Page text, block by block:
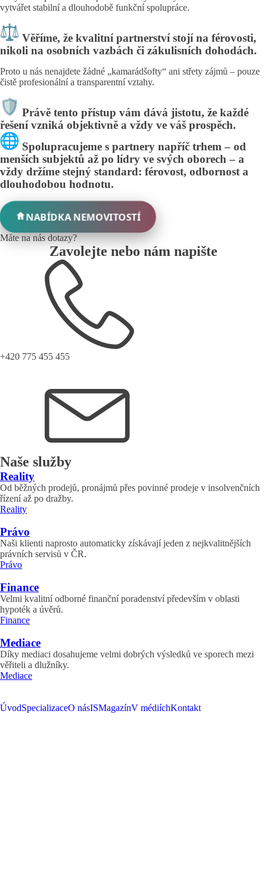
vytvářet stabilní a dlouhodobě funkční spolupráce.
Věříme, že kvalitní partnerství stojí na férovosti,
nikoli na osobních vazbách či zákulisních dohodách.
Proto u nás nenajdete žádné „kamarádšofty“ ani střety zájmů – pouze
čistě profesionální a transparentní vztahy.
Právě tento přístup vám dává jistotu, že každé
řešení vzniká objektivně a vždy ve váš prospěch.
Spolupracujeme s partnery napříč trhem – od
menších subjektů až po lídry ve svých oborech – a
vždy držíme stejný standard: férovost, odbornost a
dlouhodobou hodnotu.
NABÍDKA NEMOVITOSTÍ
Máte na nás dotazy?
Zavolejte nebo nám napište
+420 775 455 455
Naše služby
Reality
Od běžných prodejů, pronájmů přes povinné prodeje v insolvenčních
řízení až po dražby.
Reality
Právo
Naši klienti naprosto automaticky získávají jeden z nejkvalitnějších
právních servisů v ČR.
Právo
Finance
Velmi kvalitní odborné finanční poradenství především v oblasti
hypoték a úvěrů.
Finance
Mediace
Díky mediaci dosahujeme velmi dobrých výsledků ve sporech mezi
věřiteli a dlužníky.
Mediace
ÚvodSpecializaceO násISMagazínV médiíchKontakt